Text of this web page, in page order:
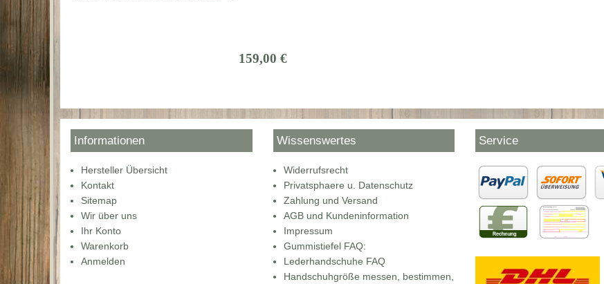
159,00 €
Informationen
Hersteller Übersicht
Kontakt
Sitemap
Wir über uns
Ihr Konto
Warenkorb
Anmelden
Wissenswertes
Widerrufsrecht
Privatsphaere u. Datenschutz
Zahlung und Versand
AGB und Kundeninformation
Impressum
Gummistiefel FAQ:
Lederhandschuhe FAQ
Handschuhgröße messen, bestimmen,
Service